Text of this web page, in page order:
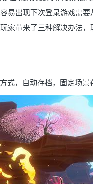
易出现下次登录游戏需
家带来了三种解决办法
式，自动存档，固定场景